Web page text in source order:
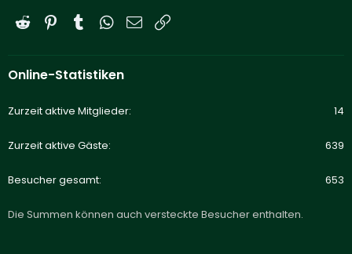
Reddit PinterestTumblrWhatsApp
E-Mail
Online-Statistiken
Zurzeit aktive Mitglieder 14
Zurzeit aktive Gäste 639
Besucher gesamt 653
Die Summen können auch versteckte Besucher enthalten.